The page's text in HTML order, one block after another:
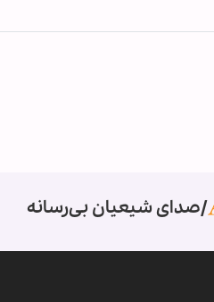
صدای شیعیان بی‌رسانه